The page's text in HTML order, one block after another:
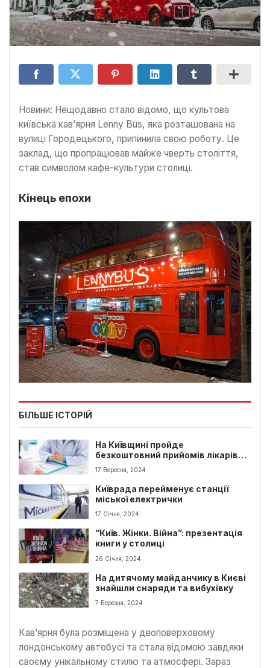
Новини: Нещодавно стало відомо, що культова
київська кав’ярня Lenny Bus, яка розташована на
вулиці Городецького, припинила свою роботу. Це
заклад, що пропрацював майже чверть століття,
став символом кафе-культури столиці.
Кінець епохи
БІЛЬШЕ ІСТОРІЙ
На Київщині пройде
безкоштовний прийомів лікарів
для жінок
17 Вересня, 2024
Київрада перейменує станції
міської електрички
17 Січня, 2024
“Київ. Жінки. Війна”: презентація
книги у столиці
26 Січня, 2024
На дитячому майданчику в Києві
знайшли снаряди та вибухівку
7 Березня, 2024
Кав’ярня була розміщена у двоповерховому
лондонському автобусі та стала відомою завдяки
своєму унікальному стилю та атмосфері. Зараз